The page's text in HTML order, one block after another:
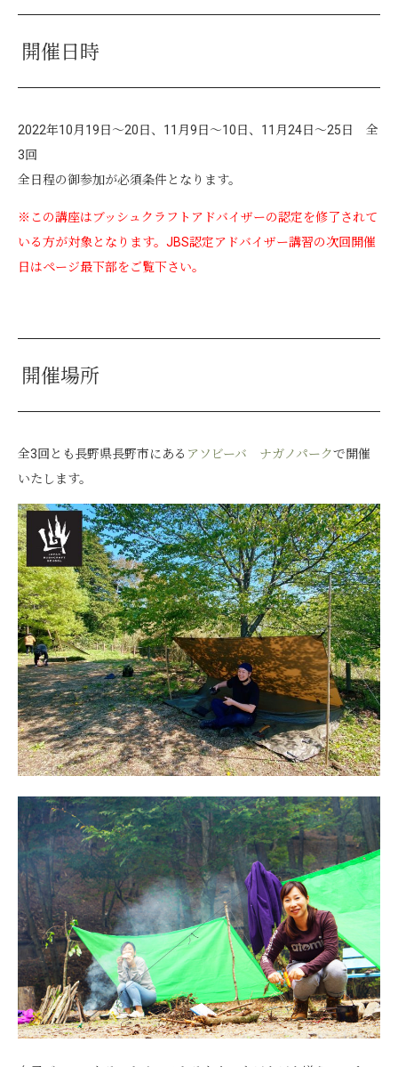
開催日時
2022年10月19日～20日、11月9日～10日、11月24日～25日 全
3回
全日程の御参加が必須条件となります。
※この講座はブッシュクラフトアドバイザーの認定を修了されて
いる方が対象となります。JBS認定アドバイザー講習の次回開催
日はページ最下部をご覧下さい。
開催場所
全3回とも長野県長野市にある アソビーバ ナガノパークで開催
いたします。